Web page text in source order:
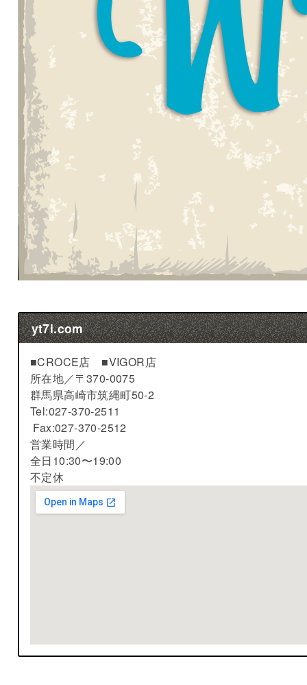
yt7i.com
■CROCE店 ■VIGOR店
所在地／〒370-0075
群馬県高崎市筑縄町50-2
Tel:027-370-2511
Fax:027-370-2512
営業時間／
全日10:30〜19:00
不定休